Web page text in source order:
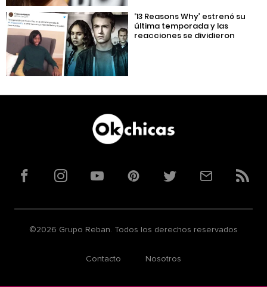
‘13 Reasons Why’ estrenó su
última temporada y las
reacciones se dividieron
FacebookInstagramYouTubePinterestTwitterCorreoRSS
©2026 Grupo Reban. Todos los derechos reservados
Contacto Nosotros